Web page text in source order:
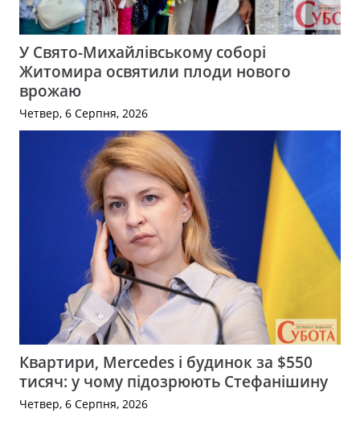
У Свято-Михайлівському соборі
Житомира освятили плоди нового
врожаю
Четвер, 6 Серпня, 2026
Квартири, Mercedes і будинок за $550
тисяч: у чому підозрюють Стефанішину
Четвер, 6 Серпня, 2026